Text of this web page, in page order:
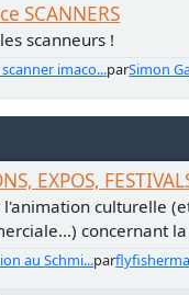
SCANNERS
scanneurs !
imaco...parSimon
EXPOS,
l'animation culturelle
concernant
au Schmi...par